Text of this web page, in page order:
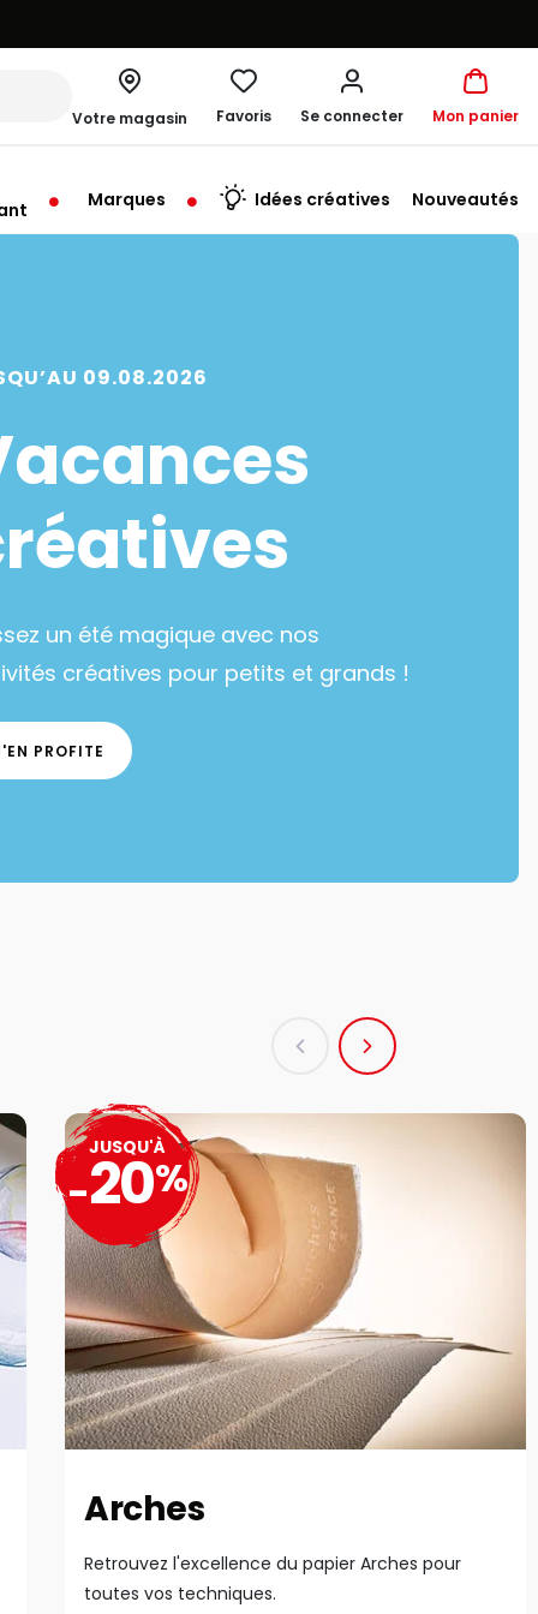
Votre magasin
à 19:00
Favoris Se connecter Mon panier
Marques Idées créatives Nouveautés
09.08.2026
un été magique avec nos
créatives pour petits et grands !
PROFITE
Arches
Retrouvez l'excellence du papier Arches pour
toutes vos techniques.
JUSQU'À
-20%